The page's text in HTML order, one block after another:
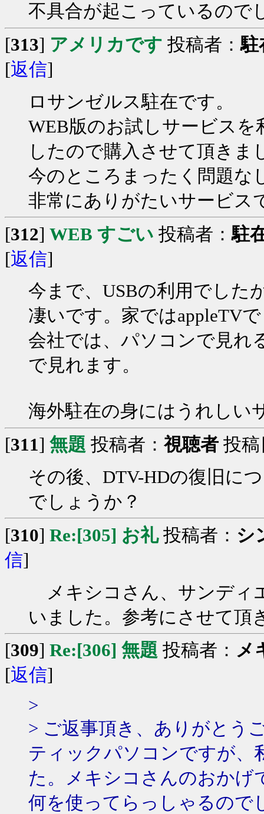
不具合が起こっているので
[313] アメリカです 投稿者：駐
[返信]
ロサンゼルス駐在です。
WEB版のお試しサービス
したので購入させて頂きま
今のところまったく問題な
非常にありがたいサービス
[312] WEB すごい 投稿者：駐
[返信]
今まで、USBの利用でした
凄いです。家ではappleTV
会社では、パソコンで見れ
で見れます。
海外駐在の身にはうれしい
[311] 無題 投稿者： 視聴者 投
その後、DTV-HDの復旧に
でしょうか？
[310] Re:[305] お礼投稿者： シ
信]
メキシコさん、サンディ
いました。参考にさせて頂
[309] Re:[306] 無題 投稿者： メ
[返信]
>
> ご返事頂き、ありがとう
ティックパソコンですが、
た。メキシコさんのおかげ
何を使ってらっしゃるので